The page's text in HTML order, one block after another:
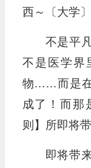
西～〔大学
不是平
不是医学
物……而是在
成了！而那
则】所即将
即将带